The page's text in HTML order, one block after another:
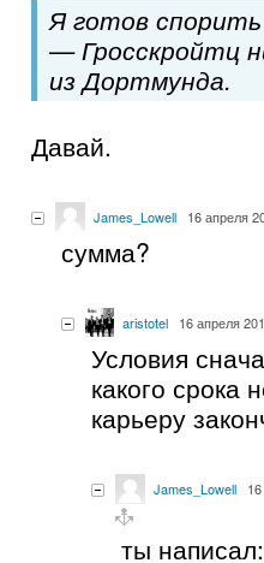
Я готов
— Гросскройтц
из Дортмунда.
Давай.
James_Lowell 16 апреля
сумма?
aristotel 16 апреля
Условия
какого срока
карьеру
James_Lowell
ты написал: